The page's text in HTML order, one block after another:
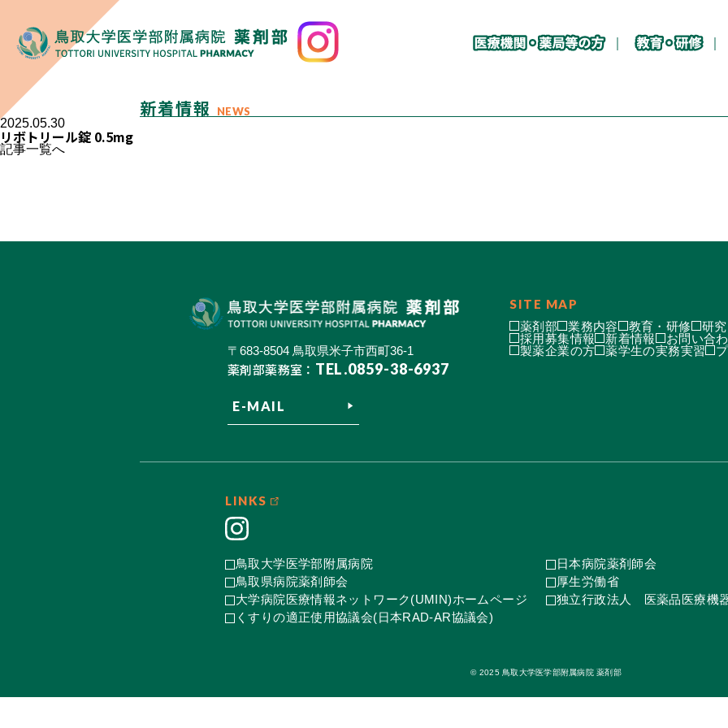
新着情報 NEWS
2025.05.30
リボトリール錠 0.5mg
記事一覧へ
〒683-8504 鳥取県米子市西町36-1
薬剤部薬務室： TEL.0859-38-6937
E-MAIL
SITE MAP
薬剤部 業務内容 教育・研修 研
採用募集情報
新着情報 お問い合
製薬企業の方
薬学生の実務実習
LINKS
鳥取大学医学部附属病院
日本病院薬剤師会
鳥取県病院薬剤師会
厚生労働省
大学病院医療情報ネットワーク(UMIN)ホームページ
独立行政法人 医薬品医療機
くすりの適正使用協議会(日本RAD-AR協議会)
© 2025 鳥取大学医学部附属病院 薬剤部